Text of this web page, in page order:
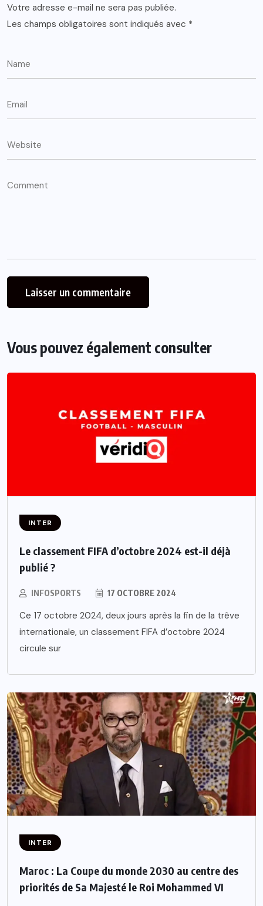
Votre adresse e-mail ne sera pas publiée.
Les champs obligatoires sont indiqués avec *
Vous pouvez également consulter
INTER
Le classement FIFA d’octobre 2024 est-il déjà
publié ?
INFOSPORTS 17 OCTOBRE 2024
Ce 17 octobre 2024, deux jours après la fin de la trêve
internationale, un classement FIFA d’octobre 2024
circule sur
INTER
Maroc : La Coupe du monde 2030 au centre des
priorités de Sa Majesté le Roi Mohammed VI